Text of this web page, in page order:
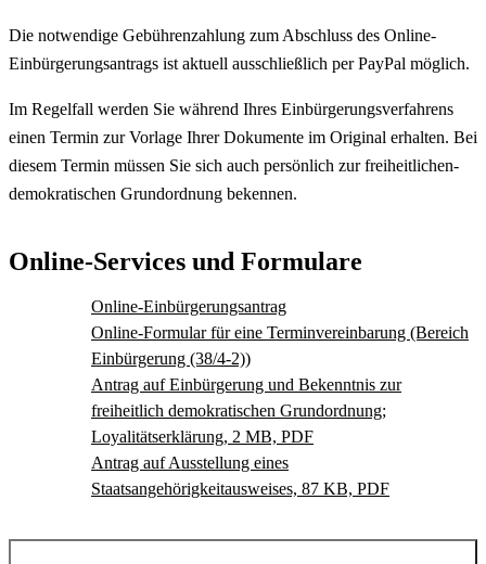
Die notwendige Gebührenzahlung zum Abschluss des Online-
Einbürgerungsantrags ist aktuell ausschließlich perPayPal möglich.
Im Regelfall werden Sie während Ihres Einbürgerungsverfahrens
einen Termin zur Vorlage Ihrer Dokumente im Original erhalten. Bei
diesem Termin müssen Sie sich auch persönlich zur freiheitlichen-
demokratischen Grundordnung bekennen.
Online-Services und Formulare
Online-Einbürgerungsantrag
Online-Formular für eine Terminvereinbarung (Bereich
Einbürgerung (38/4-2))
Antrag auf Einbürgerung und Bekenntnis zur
freiheitlich demokratischen Grundordnung;
Loyalitätserklärung, 2 MB, PDF
Antrag auf Ausstellung eines
Staatsangehörigkeitausweises, 87 KB, PDF